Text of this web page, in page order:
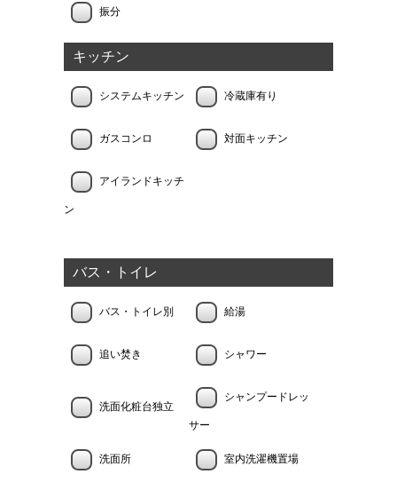
振分
キッチン
システムキッチン 冷蔵庫有り
ガスコンロ 対面キッチン
アイランドキッチ
ン
バス・トイレ
バス・トイレ別 給湯
追い焚き シャワー
洗面化粧台独立
シャンプードレッ
サー
洗面所 室内洗濯機置場